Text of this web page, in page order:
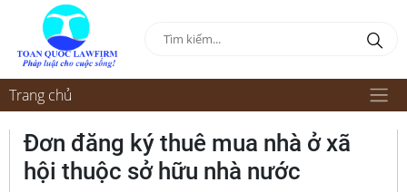
Trang chủ
Đơn đăng ký thuê mua nhà ở xã
hội thuộc sở hữu nhà nước